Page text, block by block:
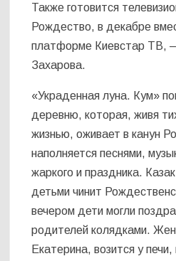
Также готовится
Рождество, в декабре
платформе Киевстар ТВ,
Захарова.
«Украденная луна. Кум»
деревню, которая, живя
жизнью, оживает в канун
наполняется песнями,
жаркого и праздника.
детьми чинит
вечером дети могли
родителей колядками.
Екатерина, возится у